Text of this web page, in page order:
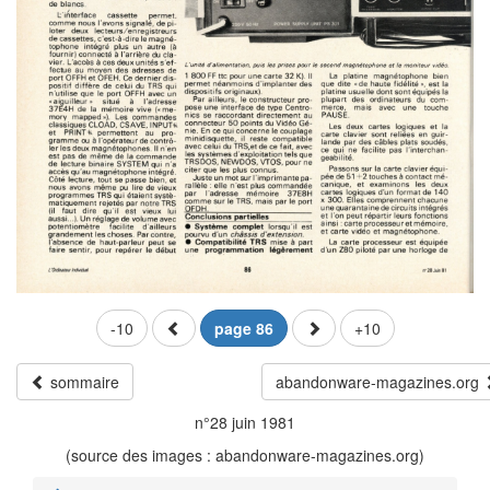
-10 page 86 +10
sommaire
abandonware-magazines.org
n°28 juin 1981
(source des images : abandonware-magazines.org)